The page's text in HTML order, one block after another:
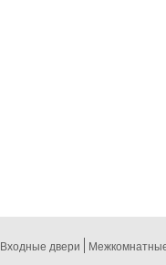
Входные двери